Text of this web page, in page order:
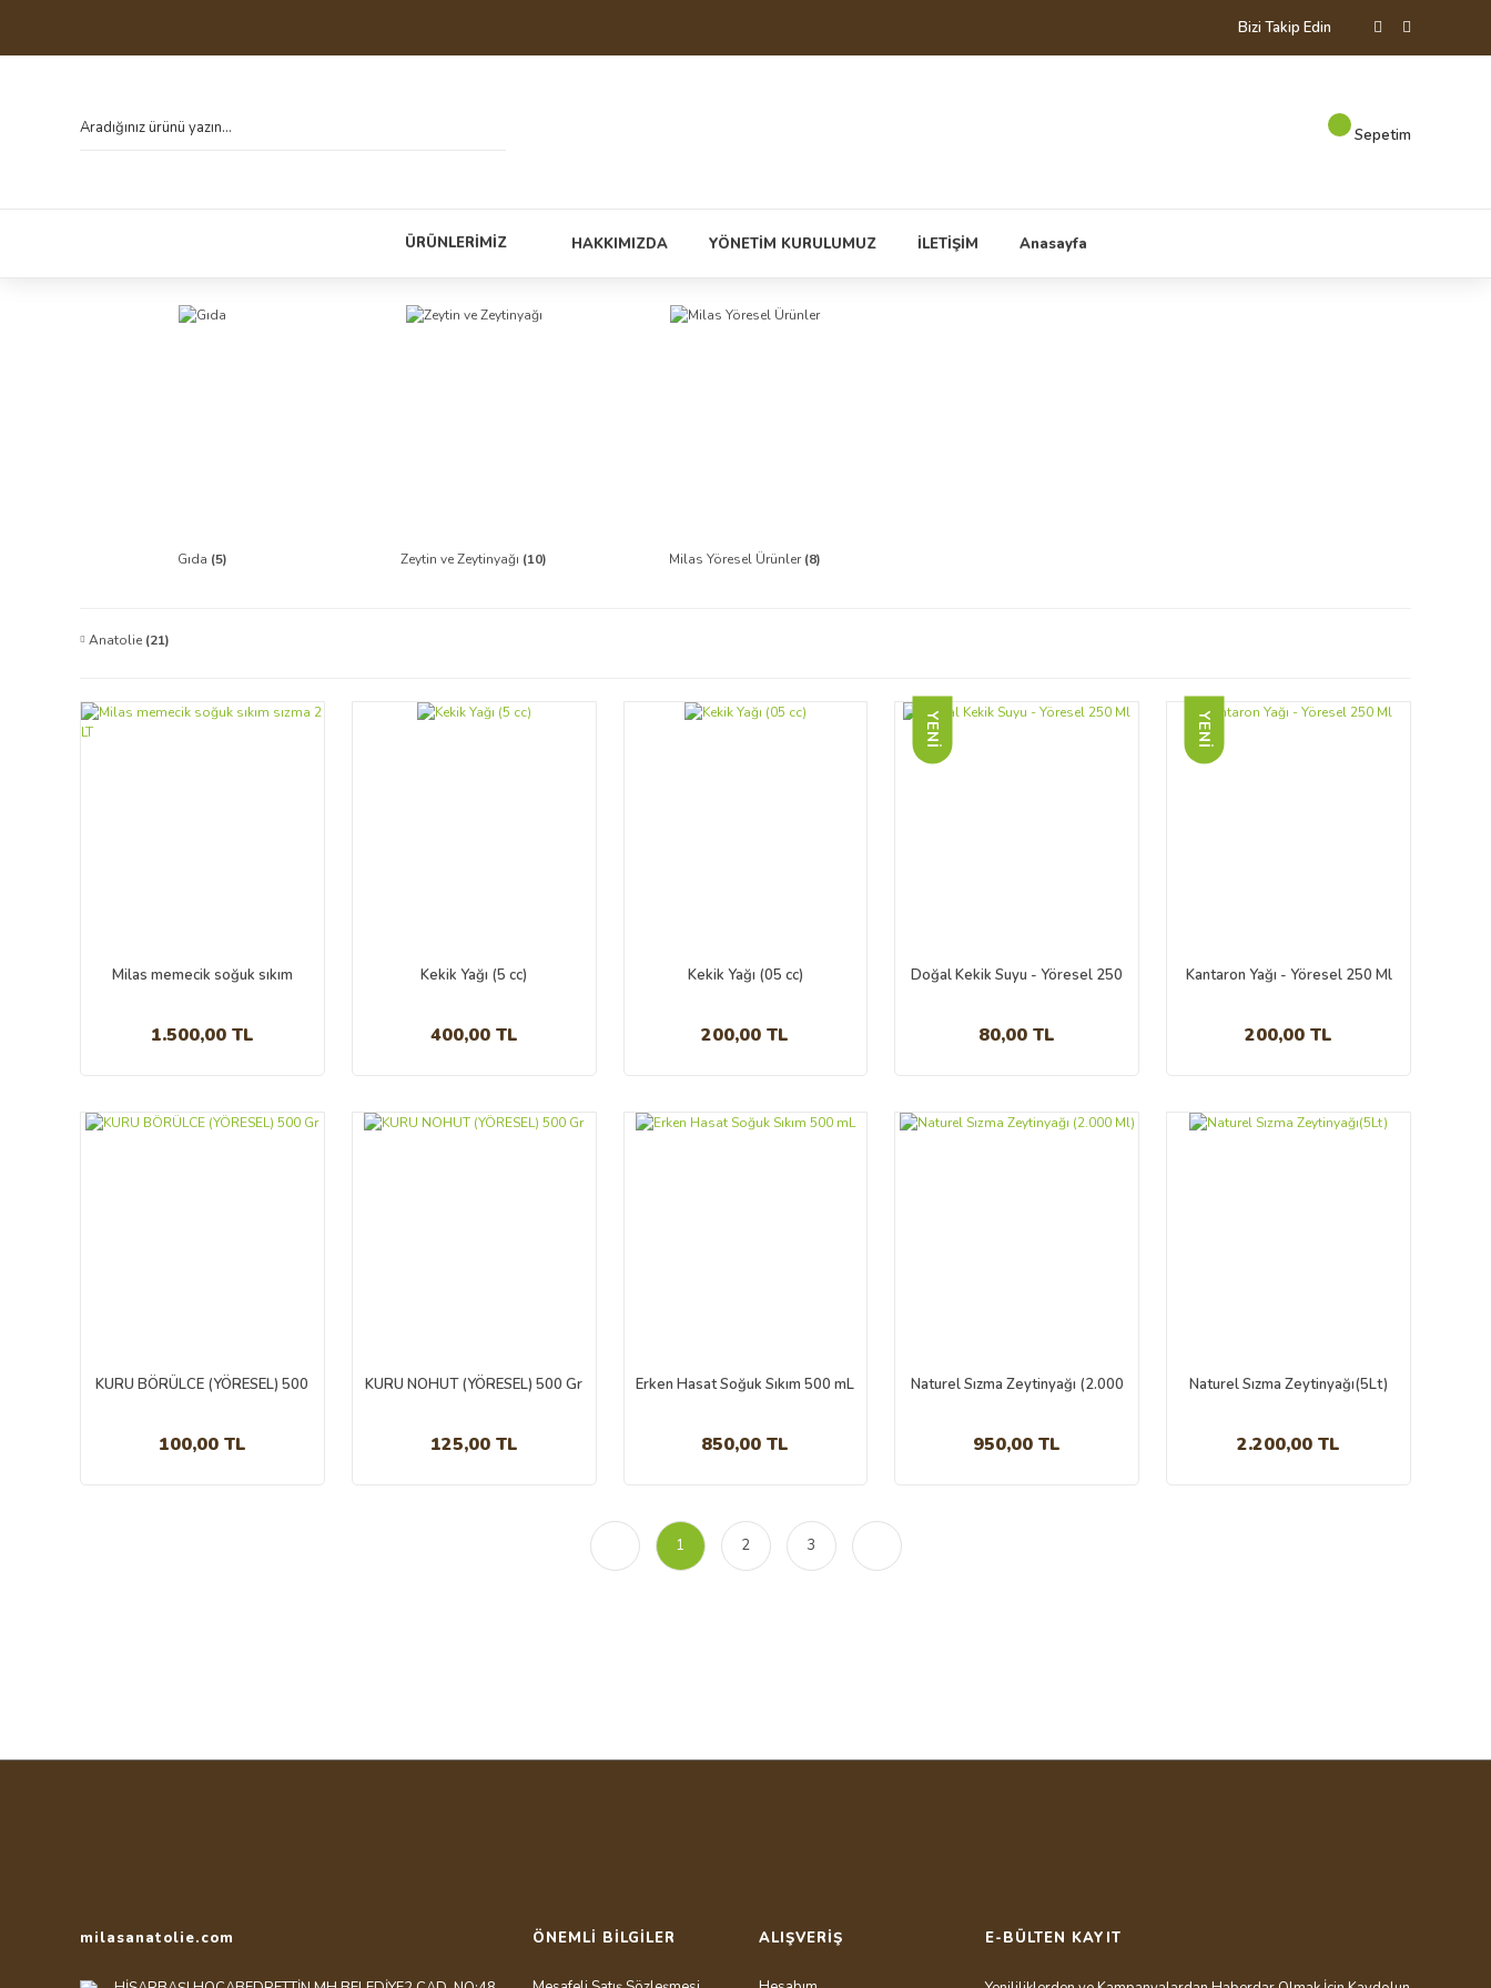
Bizi Takip Edin
Sepetim
ÜRÜNLERİMİZ HAKKIMIZDA YÖNETİM KURULUMUZ İLETİŞİM Anasayfa
Gıda (5) Zeytin ve Zeytinyağı (10) Milas Yöresel Ürünler(8)
Anatolie (21)
Milas memecik soğuk sıkım
1.500,00 TL
Kekik Yağı (5 cc)
400,00 TL
Kekik Yağı (05 cc)
200,00 TL
YENİ
Doğal Kekik Suyu - Yöresel 250
80,00 TL
YENİ
Kantaron Yağı - Yöresel 250 Ml
200,00 TL
KURU BÖRÜLCE (YÖRESEL) 500
100,00 TL
KURU NOHUT (YÖRESEL) 500 Gr
125,00 TL
Erken Hasat Soğuk Sıkım 500 mL
850,00 TL
Naturel Sızma Zeytinyağı (2.000
950,00 TL
Naturel Sızma Zeytinyağı(5Lt)
2.200,00 TL
1 2 3
milasanatolie.com ÖNEMLİ BİLGİLER ALIŞVERİŞ E-BÜLTEN KAYIT